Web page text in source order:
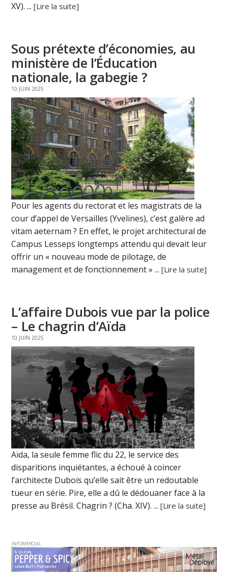
XV). ...[Lire la suite]
Sous prétexte d’économies, au
ministère de l’Éducation
nationale, la gabegie ?
10 JUIN 2025
Pour les agents du rectorat et les magistrats de la
cour d’appel de Versailles (Yvelines), c’est galère ad
vitam aeternam ? En effet, le projet architectural de
Campus Lesseps longtemps attendu qui devait leur
offrir un « nouveau mode de pilotage, de
management et de fonctionnement » ...[Lire la suite]
L’affaire Dubois vue par la police
– Le chagrin d’Aïda
10 JUIN 2025
Aïda, la seule femme flic du 22, le service des
disparitions inquiétantes, a échoué à coincer
l’architecte Dubois qu’elle sait être un redoutable
tueur en série. Pire, elle a dû le dédouaner face à la
presse au Brésil. Chagrin ? (Cha. XIV). ...[Lire la suite]
INFOMERCIAL